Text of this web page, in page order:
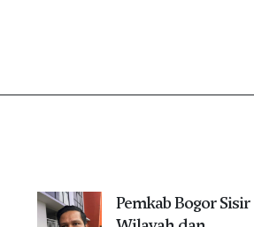
Pemkab Bogor Sisir